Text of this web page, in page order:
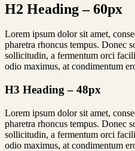
H2 Heading – 60px
Lorem ipsum dolor sit amet,
pharetra rhoncus tempus. Donec
sollicitudin, a fermentum orci
odio maximus, at condimentum
H3 Heading – 48px
Lorem ipsum dolor sit amet,
pharetra rhoncus tempus. Donec
sollicitudin, a fermentum orci
odio maximus, at condimentum